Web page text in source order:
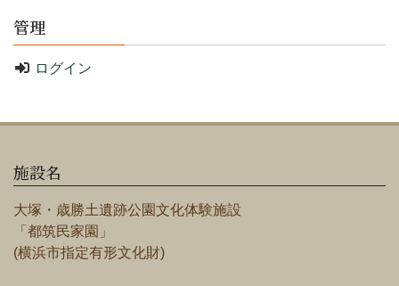
管理
ログイン
施設名
大塚・歳勝土遺跡公園文化体験施設
「都筑民家園」
(横浜市指定有形文化財)